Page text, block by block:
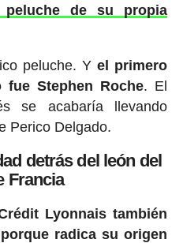
peluche de su propia
peluche. Yel primero
Stephen Roche. El
se acabaría llevando
Perico Delgado.
detrás del león del
Francia
Lyonnais también
radica su origen